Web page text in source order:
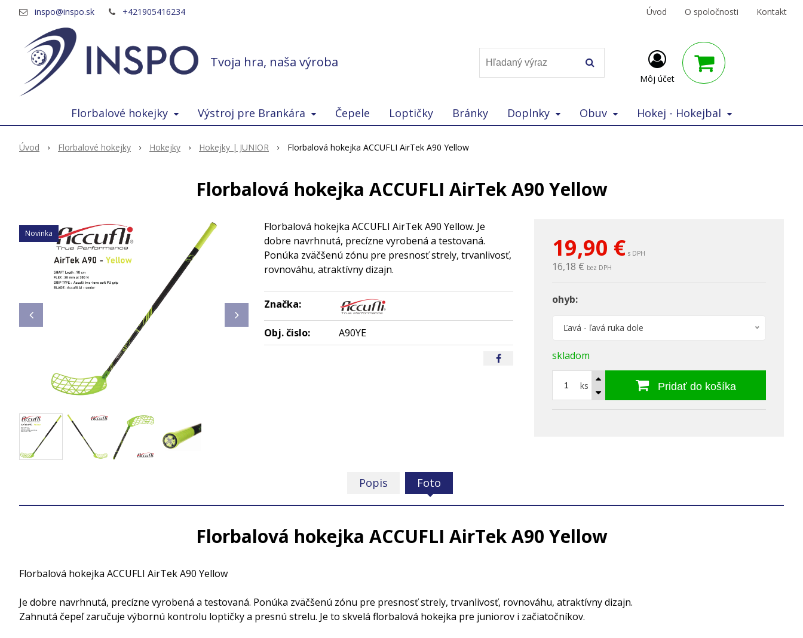
Tvoja hra, naša výroba
inspo@inspo.sk +421905416234 Úvod O spoločnosti Kontakt
Môj účet
Florbalové hokejky Výstroj pre Brankára Čepele Loptičky Bránky Doplnky Obuv Hokej - Hokejbal
Úvod Florbalové hokejky Hokejky Hokejky | JUNIOR Florbalová hokejka ACCUFLI AirTek A90 Yellow
Florbalová hokejka ACCUFLI AirTek A90 Yellow
Novinka 19,90 € s DPH
16,18 € bez DPH
ohyb:
Ľavá - ľavá ruka dole
skladom
ks Pridať do košíka
Florbalová hokejka ACCUFLI AirTek A90 Yellow. Je
dobre navrhnutá, precízne vyrobená a testovaná.
Ponúka zväčšenú zónu pre presnosť strely, trvanlivosť,
rovnováhu, atraktívny dizajn.
Značka:
Obj. čislo: A90YE
Popis Foto
Florbalová hokejka ACCUFLI AirTek A90 Yellow
Florbalová hokejka ACCUFLI AirTek A90 Yellow
Je dobre navrhnutá, precízne vyrobená a testovaná. Ponúka zväčšenú zónu pre presnosť strely, trvanlivosť, rovnováhu, atraktívny dizajn.
Zahnutá čepeľ zaručuje výbornú kontrolu loptičky a presnú strelu. Je to skvelá florbalová hokejka pre juniorov i začiatočníkov.